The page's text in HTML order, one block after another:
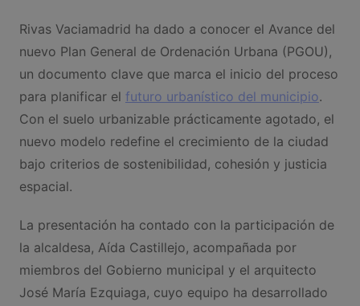
Rivas Vaciamadrid ha dado a conocer el Avance del
nuevo Plan General de Ordenación Urbana (PGOU),
un documento clave que marca el inicio del proceso
para planificar el futuro urbanístico del municipio.
Con el suelo urbanizable prácticamente agotado, el
nuevo modelo redefine el crecimiento de la ciudad
bajo criterios de sostenibilidad, cohesión y justicia
espacial.
La presentación ha contado con la participación de
la alcaldesa, Aída Castillejo, acompañada por
miembros del Gobierno municipal y el arquitecto
José María Ezquiaga, cuyo equipo ha desarrollado